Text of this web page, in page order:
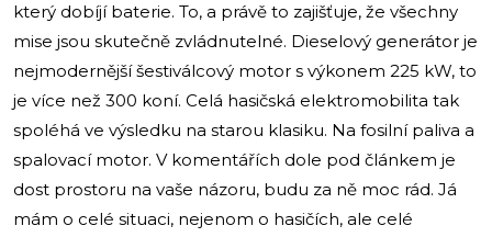
který dobíjí baterie. To, a právě to zajišťuje, že všechny
mise jsou skutečně zvládnutelné. Dieselový generátor je
nejmodernější šestiválcový motor s výkonem 225 kW, to
je více než 300 koní. Celá hasičská elektromobilita tak
spoléhá ve výsledku na starou klasiku. Na fosilní paliva a
spalovací motor. V komentářích dole pod článkem je
dost prostoru na vaše názoru, budu za ně moc rád. Já
mám o celé situaci, nejenom o hasičích, ale celé